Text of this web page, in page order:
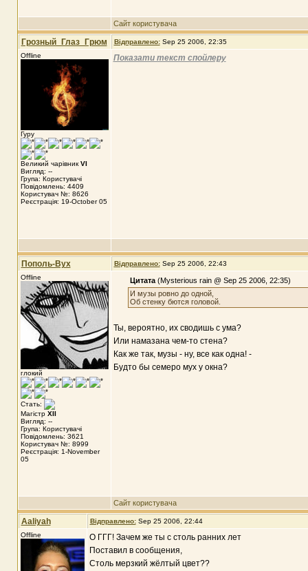
Сайт користувача
Грозный_Глаз_Грюм Відправлено: Sep 25 2006, 22:35
Offline
Гуру
Великий чарівник VI
Вигляд: --
Група: Користувачі
Повідомлень: 4409
Користувач №: 8626
Реєстрація: 19-October 05
Показати текст спойлеру
Пополь-Вух Відправлено: Sep 25 2006, 22:43
Offline
глокий
Стать:
Магістр XII
Вигляд: --
Група: Користувачі
Повідомлень: 3621
Користувач №: 8999
Реєстрація: 1-November
05
Цитата(Mysterious rain @ Sep 25 2006, 22:35)
И музы ровно до одной,
Об стенку бются головой.
Ты, вероятно, их сводишь с ума?
Или намазана чем-то стена?
Как же так, музы - ну, все как одна! -
Будто бы семеро мух у окна?
Сайт користувача
Aaliyah Відправлено: Sep 25 2006, 22:44
Offline
О ГГГ! Зачем же ты с столь ранних лет
Поставил в сообщения,
Столь мерзкий жёлтый цвет??